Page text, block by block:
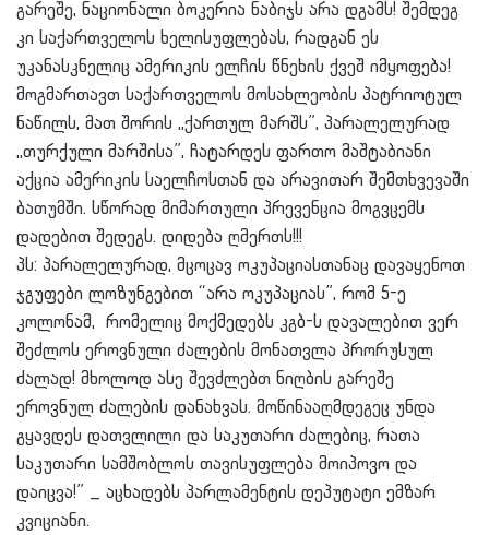
გარეშე, ნაციონალი ბოკერია ნაბიჯს არა დგამს! შემდეგ
კი საქართველოს ხელისუფლებას, რადგან ეს
უკანასკნელიც ამერიკის ელჩის წნეხის ქვეშ იმყოფება!
მოგმართავთ საქართველოს მოსახლეობის პატრიოტულ
ნაწილს, მათ შორის ,,ქართულ მარშს”, პარალელურად
,,თურქული მარშისა”, ჩატარდეს ფართო მაშტაბიანი
აქცია ამერიკის საელჩოსთან და არავითარ შემთხვევაში
ბათუმში. სწორად მიმართული პრევენცია მოგვცემს
დადებით შედეგს. დიდება ღმერთს!!!
პს: პარალელურად, მცოცავ ოკუპაციასთანაც დავაყენოთ
ჯგუფები ლოზუნგებით “არა ოკუპაციას”, რომ 5-ე
კოლონამ, რომელიც მოქმედებს კგბ-ს დავალებით ვერ
შეძლოს ეროვნული ძალების მონათვლა პრორუსულ
ძალად! მხოლოდ ასე შევძლებთ ნიღბის გარეშე
ეროვნულ ძალების დანახვას. მოწინააღმდეგეც უნდა
გყავდეს დათვლილი და საკუთარი ძალებიც, რათა
საკუთარი სამშობლოს თავისუფლება მოიპოვო და
დაიცვა!” _ აცხადებს პარლამენტის დეპუტატი ემზარ
კვიციანი.